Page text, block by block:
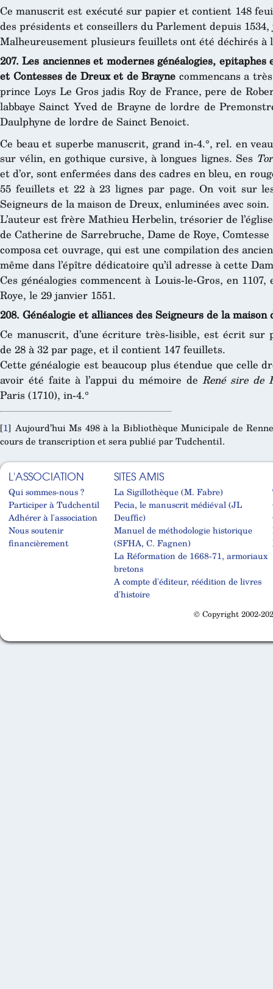
Ce manuscrit est exécuté sur papier et contient 148
des présidents et conseillers du Parlement depuis 1534,
Malheureusement plusieurs feuillets ont été déchirés à
207. Les anciennes et modernes généalogies,
et Contesses de Dreux et de Brayne commencans a
prince Loys Le Gros jadis Roy de France, pere de
labbaye Sainct Yved de Brayne de lordre de
Daulphyne de lordre de Sainct Benoict.
Ce beau et superbe manuscrit, grand in-4.°, rel. en
sur vélin, en gothique cursive, à longues lignes. Ses
et d’or, sont enfermées dans des cadres en bleu, en
55 feuillets et 22 à 23 lignes par page. On voit sur
Seigneurs de la maison de Dreux, enluminées avec soin.
L’auteur est frère Mathieu Herbelin, trésorier de
de Catherine de Sarrebruche, Dame de Roye,
composa cet ouvrage, qui est une compilation des
même dans l’épître dédicatoire qu’il adresse à cette
Ces généalogies commencent à Louis-le-Gros, en
Roye, le 29 janvier 1551.
208. Généalogie et alliances des Seigneurs de la maison
Ce manuscrit, d’une écriture très-lisible, est écrit sur
de 28 à 32 par page, et il contient 147 feuillets.
Cette généalogie est beaucoup plus étendue que celle
avoir été faite à l’appui du mémoire deRené sire de
Paris (1710), in-4.°
[1] Aujourd’hui Ms 498 à la Bibliothèque Municipale de
cours de transcription et sera publié par Tudchentil.
L'ASSOCIATION
Qui sommes-nous ?
Participer à Tudchentil
Adhérer à l'association
Nous soutenir
financièrement
SITES AMIS
La Sigillothèque (M. Fabre)
Pecia, le manuscrit médiéval (JL
Deuffic)
Manuel de méthodologie historique
(SFHA, C. Fagnen)
La Réformation de 1668-71, armoriaux
bretons
A compte d'éditeur, réédition de livres
d'histoire
© Copyright 2002-